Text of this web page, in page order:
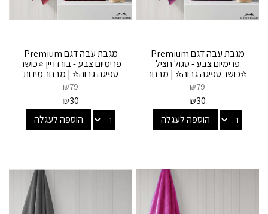
מגבת עבה דגם Premium
פרימיום צבע - סגול חציל
⭐כושר ספיגה גבוה⭐ | מבחר
מידות
₪79
₪30
הוספה לעגלה
מגבת עבה דגם Premium
פרימיום צבע - בורדו יין ⭐כושר
ספיגה גבוה⭐ | מבחר מידות
₪79
₪30
הוספה לעגלה